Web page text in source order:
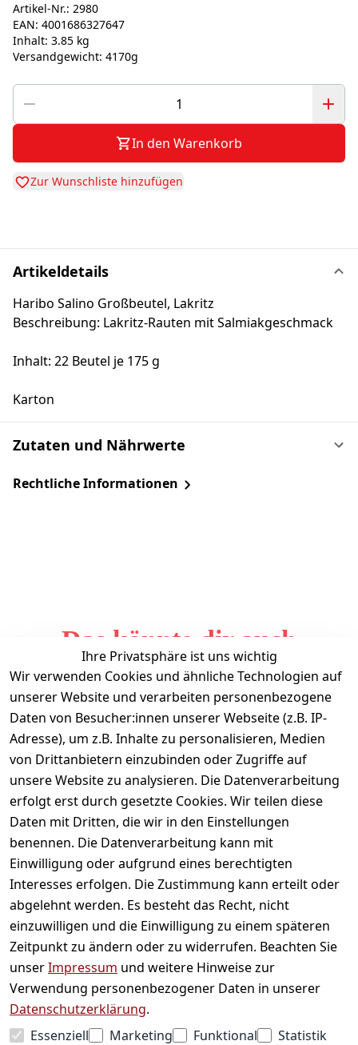
Artikel-Nr.: 2980
EAN: 4001686327647
Inhalt: 3.85 kg
Versandgewicht: 4170g
In den Warenkorb
Zur Wunschliste hinzufügen
Artikeldetails
Haribo Salino Großbeutel, Lakritz
Beschreibung: Lakritz-Rauten mit Salmiakgeschmack
Inhalt: 22 Beutel je 175 g
Karton
Zutaten und Nährwerte
Rechtliche Informationen
Das könnte dir auch
gefallen
Ihre Privatsphäre ist uns wichtig
Wir verwenden Cookies und ähnliche Technologien auf
unserer Website und verarbeiten personenbezogene
Daten von Besucher:innen unserer Webseite (z.B. IP-
Adresse), um z.B. Inhalte zu personalisieren, Medien
von Drittanbietern einzubinden oder Zugriffe auf
unsere Website zu analysieren. Die Datenverarbeitung
erfolgt erst durch gesetzte Cookies. Wir teilen diese
Daten mit Dritten, die wir in den Einstellungen
benennen. Die Datenverarbeitung kann mit
Einwilligung oder aufgrund eines berechtigten
Interesses erfolgen. Die Zustimmung kann erteilt oder
abgelehnt werden. Es besteht das Recht, nicht
einzuwilligen und die Einwilligung zu einem späteren
Zeitpunkt zu ändern oder zu widerrufen. Beachten Sie
unserImpressum und weitere Hinweise zur
Verwendung personenbezogener Daten in unserer
Datenschutzerklärung.
Essenziell
Marketing Funktional Statistik
Informationen
Mein Konto
Vertrag widerrufen
Unternehmen
Zahlarten